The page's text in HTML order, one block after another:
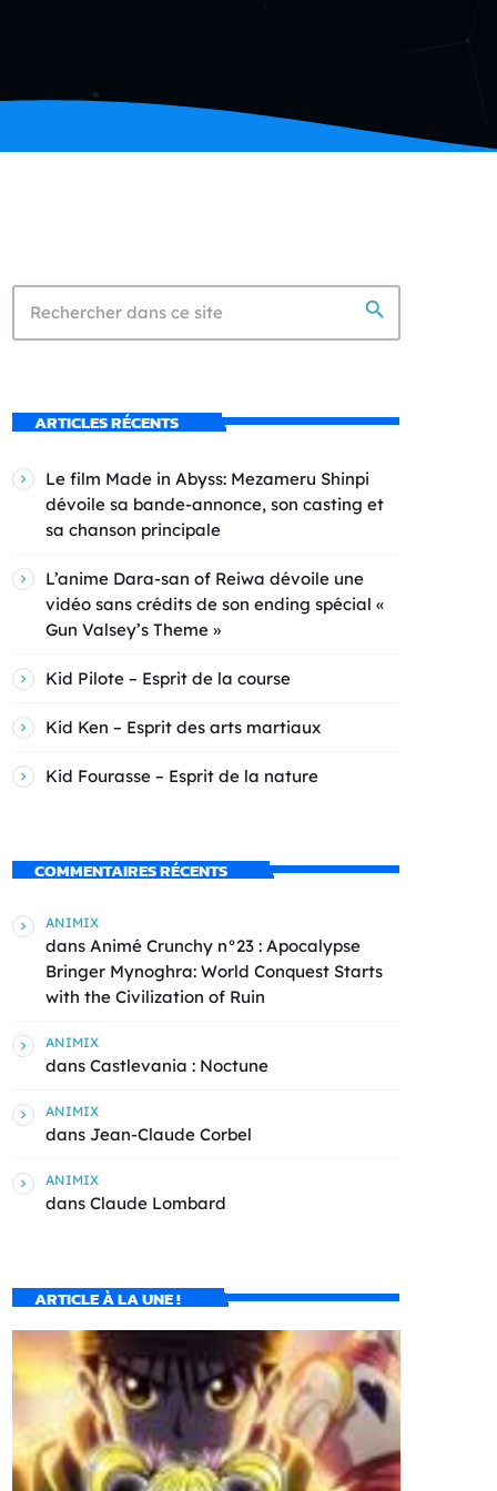
search
ARTICLES RÉCENTS
Le film Made in Abyss: Mezameru Shinpi
dévoile sa bande-annonce, son casting et
sa chanson principale
L’anime Dara-san of Reiwa dévoile une
vidéo sans crédits de son ending spécial «
Gun Valsey’s Theme »
Kid Pilote – Esprit de la course
Kid Ken – Esprit des arts martiaux
Kid Fourasse – Esprit de la nature
COMMENTAIRES RÉCENTS
ANIMIX
dans Animé Crunchy n°23 : Apocalypse
Bringer Mynoghra: World Conquest Starts
with the Civilization of Ruin
ANIMIX
dans Castlevania : Noctune
ANIMIX
dans Jean-Claude Corbel
ANIMIX
dans Claude Lombard
ARTICLE À LA UNE !